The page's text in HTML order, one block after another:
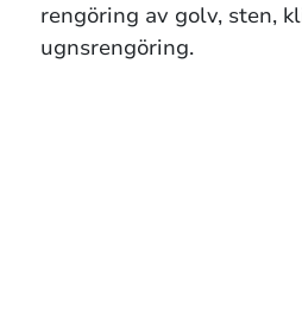
rengöring av golv, sten,
ugnsrengöring.